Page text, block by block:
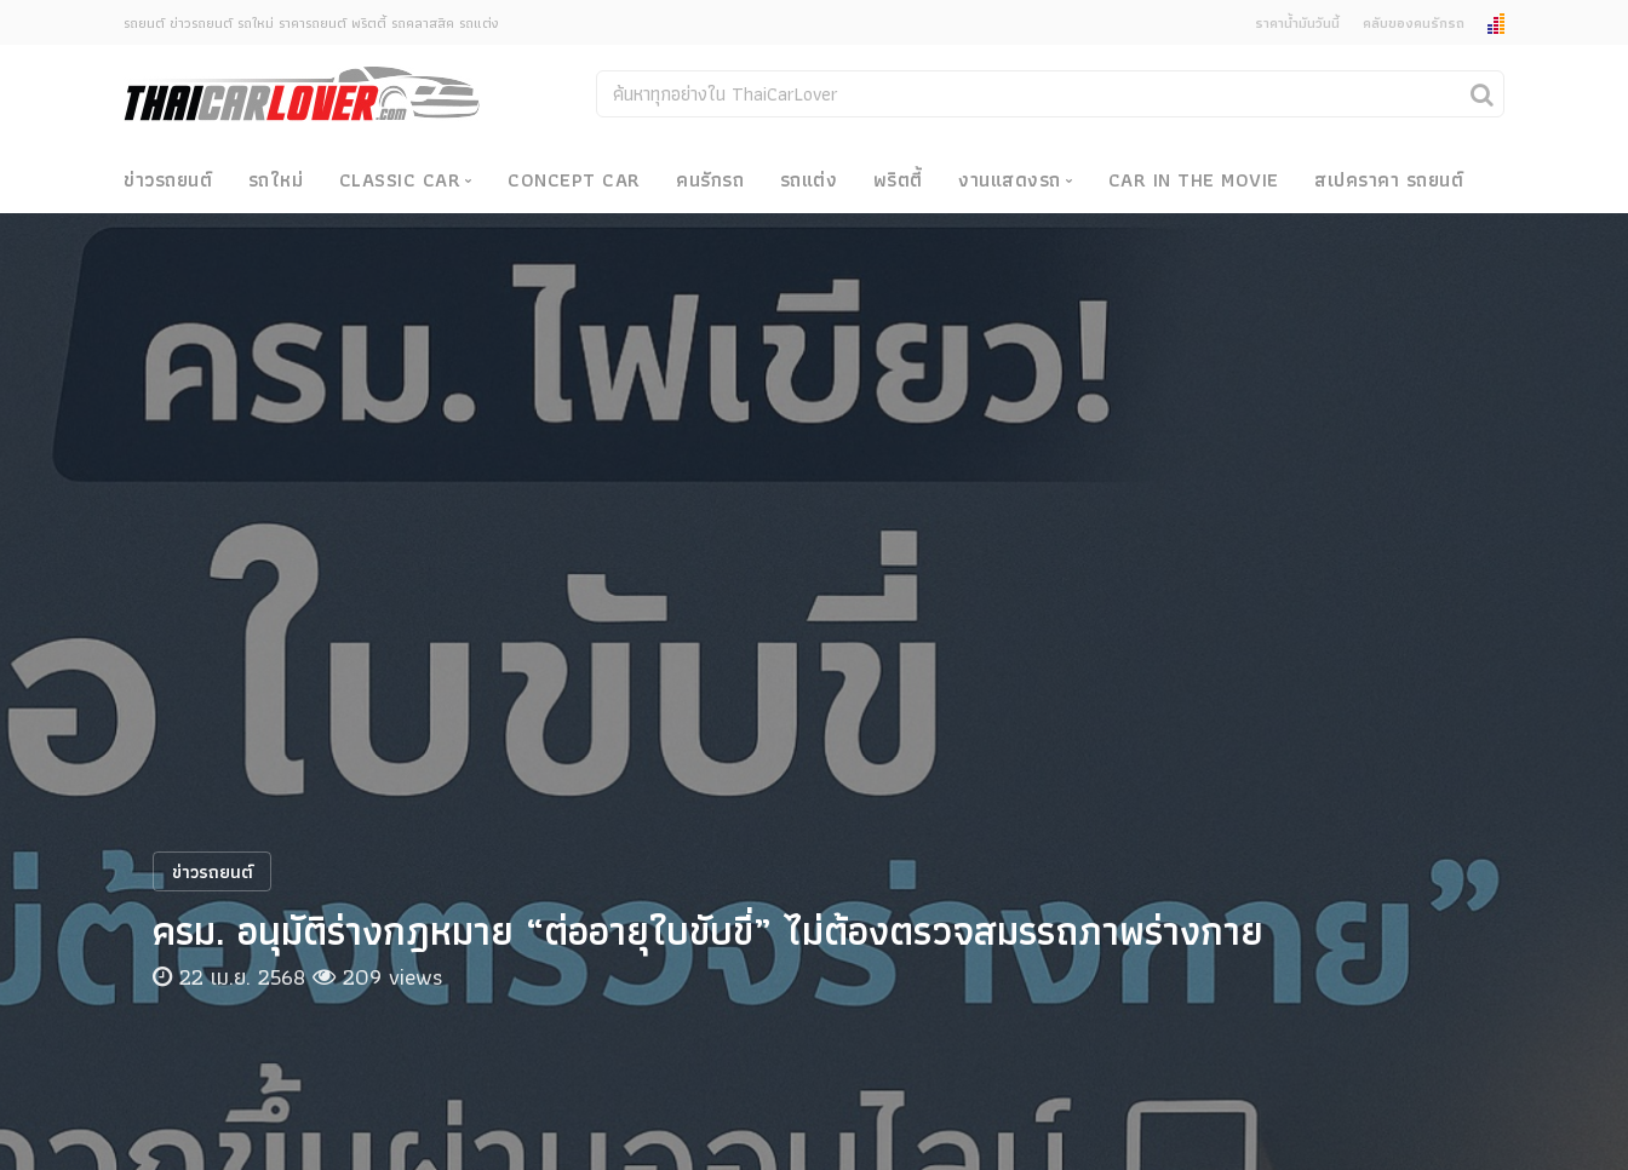
คุณต้องการยกเลิกการแจ้งเตือนข่าวสารเมื่อมีการ
อัพเดตใช่หรือไม่?
รถยนต์ ข่าวรถยนต์ รถใหม่ ราคารถยนต์ พริตตี้ รถคลาสสิค รถแต่ง ราคาน้ำมันวันนี้ คลับของคนรักรถ
ข่าวรถยนต์ รถใหม่ CLASSIC CAR
ซามูไรวินเทจ-ญี่ปุ่น
CONCEPT CAR คนรักรถ รถแต่ง พริตตี้ งานแสดงรถ
Bangkok Motor Bike Festival
Big Motor Sale
Motor Expo
CAR IN THE MOVIE สเปคราคา รถยนต์
ข่าวรถยนต์
ครม. อนุมัติร่างกฎหมาย “ต่ออายุใบขับขี่” ไม่ต้องตรวจสมรรถภาพร่างกาย
22 เม.ย. 2568 209 views